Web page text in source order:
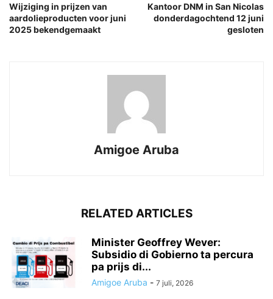
Wijziging in prijzen van
aardolieproducten voor juni
2025 bekendgemaakt
Kantoor DNM in San Nicolas
donderdagochtend 12 juni
gesloten
Amigoe Aruba
RELATED ARTICLES
Minister Geoffrey Wever:
Subsidio di Gobierno ta percura
pa prijs di...
Amigoe Aruba - 7 juli, 2026